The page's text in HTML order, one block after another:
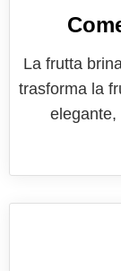
La frutta
trasforma la
elegante,